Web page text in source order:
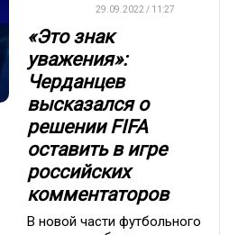
29.09.2022 / 11:27
«Это знак
уважения»:
Черданцев
высказался о
решении FIFA
оставить в игре
российских
комментаторов
В новой части футбольного